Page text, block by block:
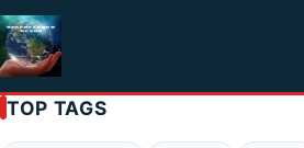
TOP TAGS